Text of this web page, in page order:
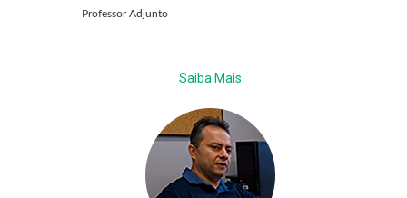
Professor Adjunto
Saiba Mais